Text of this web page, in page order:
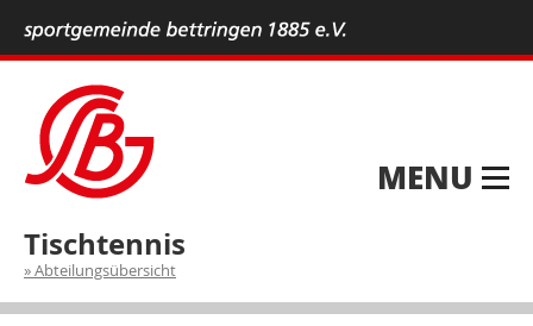
MENU
Tischtennis
Abteilungsübersicht